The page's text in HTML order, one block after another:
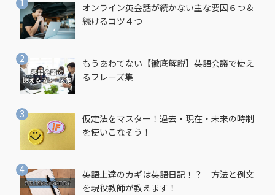
オンライン英会話が続かない主な要因６つ＆
続けるコツ４つ
もうあわてない【徹底解説】英語会議で使え
るフレーズ集
仮定法をマスター！過去・現在・未来の時制
を使いこなそう！
英語上達のカギは英語日記！？ 方法と例文
を現役教師が教えます！